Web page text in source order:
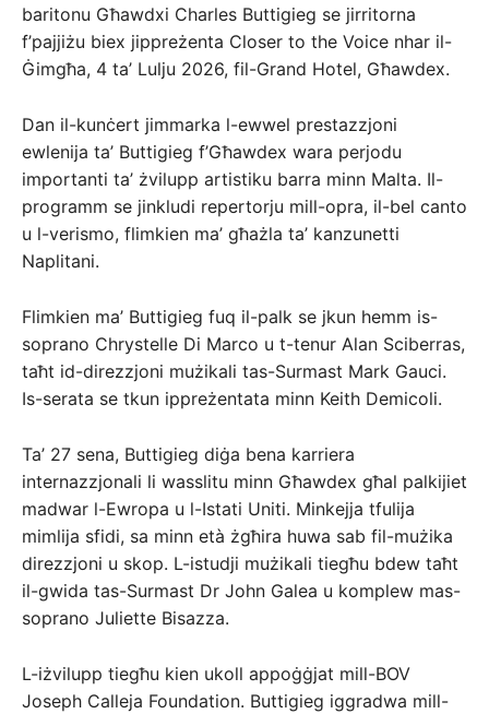
baritonu Għawdxi Charles Buttigieg se jirritorna
f’pajjiżu biex jippreżenta Closer to the Voice nhar il-
Ġimgħa, 4 ta’ Lulju 2026, fil-Grand Hotel, Għawdex.
Dan il-kunċert jimmarka l-ewwel prestazzjoni
ewlenija ta’ Buttigieg f’Għawdex wara perjodu
importanti ta’ żvilupp artistiku barra minn Malta. Il-
programm se jinkludi repertorju mill-opra, il-bel canto
u l-verismo, flimkien ma’ għażla ta’ kanzunetti
Naplitani.
Flimkien ma’ Buttigieg fuq il-palk se jkun hemm is-
soprano Chrystelle Di Marco u t-tenur Alan Sciberras,
taħt id-direzzjoni mużikali tas-Surmast Mark Gauci.
Is-serata se tkun ippreżentata minn Keith Demicoli.
Ta’ 27 sena, Buttigieg diġa bena karriera
internazzjonali li wasslitu minn Għawdex għal palkijiet
madwar l-Ewropa u l-Istati Uniti. Minkejja tfulija
mimlija sfidi, sa minn età żgħira huwa sab fil-mużika
direzzjoni u skop. L-istudji mużikali tiegħu bdew taħt
il-gwida tas-Surmast Dr John Galea u komplew mas-
soprano Juliette Bisazza.
L-iżvilupp tiegħu kien ukoll appoġġjat mill-BOV
Joseph Calleja Foundation. Buttigieg iggradwa mill-